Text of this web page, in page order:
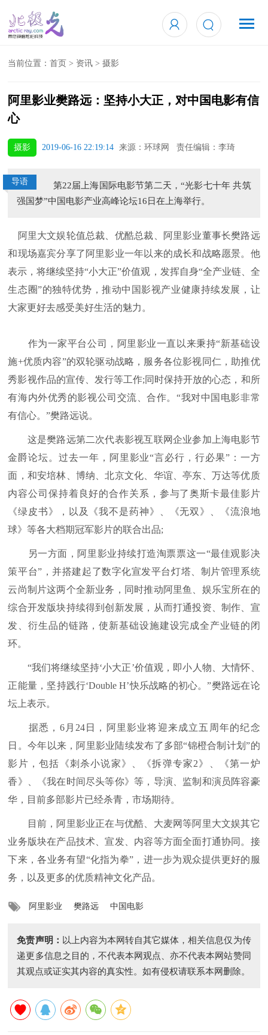
当前位置：首页 > 资讯 >摄影
阿里影业樊路远：坚持小大正，对中国电影有信
心
摄影 2019-06-16 22:19:14 来源：环球网 责任编辑：李琦
导语
第22届上海国际电影节第二天，“光影七十年 共筑
强国梦”中国电影产业高峰论坛16日在上海举行。
阿里大文娱轮值总裁、优酷总裁、阿里影业董事长樊路远
和现场嘉宾分享了阿里影业一年以来的成长和战略愿景。他
表示，将继续坚持“小大正”价值观，发挥自身“全产业链、全
生态圈”的独特优势，推动中国影视产业健康持续发展，让
大家更好去感受美好生活的魅力。
作为一家平台公司，阿里影业一直以来秉持“新基础设
施+优质内容”的双轮驱动战略，服务各位影视同仁，助推优
秀影视作品的宣传、发行等工作;同时保持开放的心态，和所
有海内外优秀的影视公司交流、合作。“我对中国电影非常
有信心。”樊路远说。
这是樊路远第二次代表影视互联网企业参加上海电影节
金爵论坛。过去一年，阿里影业“言必行，行必果”：一方
面，和安培林、博纳、北京文化、华谊、亭东、万达等优质
内容公司保持着良好的合作关系，参与了奥斯卡最佳影片
《绿皮书》，以及《我不是药神》、《无双》、《流浪地
球》等各大档期冠军影片的联合出品;
另一方面，阿里影业持续打造淘票票这一“最佳观影决
策平台”，并搭建起了数字化宣发平台灯塔、制片管理系统
云尚制片这两个全新业务，同时推动阿里鱼、娱乐宝所在的
综合开发版块持续得到创新发展，从而打通投资、制作、宣
发、衍生品的链路，使新基础设施建设完成全产业链的闭
环。
“我们将继续坚持‘小大正’价值观，即小人物、大情怀、
正能量，坚持践行‘Double H’快乐战略的初心。”樊路远在论
坛上表示。
据悉，6月24日，阿里影业将迎来成立五周年的纪念
日。今年以来，阿里影业陆续发布了多部“锦橙合制计划”的
影片，包括《刺杀小说家》、《拆弹专家2》、《第一炉
香》、《我在时间尽头等你》等，导演、监制和演员阵容豪
华，目前多部影片已经杀青，市场期待。
目前，阿里影业正在与优酷、大麦网等阿里大文娱其它
业务版块在产品技术、宣发、内容等方面全面打通协同。接
下来，各业务有望“化指为拳”，进一步为观众提供更好的服
务，以及更多的优质精神文化产品。
阿里影业 樊路远 中国电影
免责声明： 以上内容为本网转自其它媒体，相关信息仅为传
递更多信息之目的，不代表本网观点、亦不代表本网站赞同
其观点或证实其内容的真实性。如有侵权请联系本网删除。